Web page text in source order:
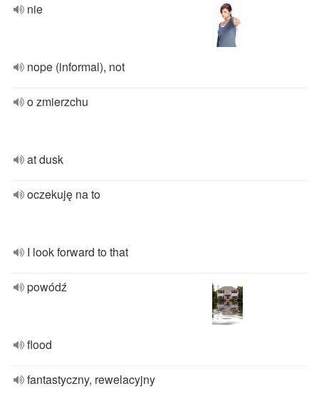
nie
nope (informal), not
o zmierzchu
at dusk
oczekuję na to
I look forward to that
powódź
flood
fantastyczny, rewelacyjny